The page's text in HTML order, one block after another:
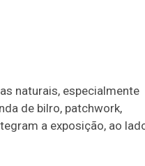
naturais, especialmente
de bilro, patchwork,
a exposição, ao